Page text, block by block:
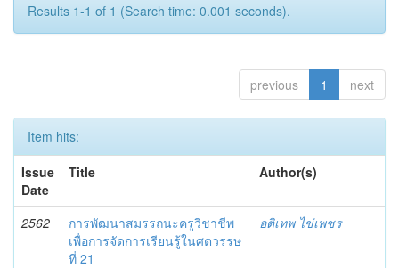
Results 1-1 of 1 (Search time: 0.001 seconds).
previous 1 next
Item hits:
Issue
Date
Title Author(s)
2562
การพัฒนาสมรรถนะครูวิชาชีพ
เพื่อการจัดการเรียนรู้ในศตวรรษ
ที่ 21
อติเทพ ไข่เพชร